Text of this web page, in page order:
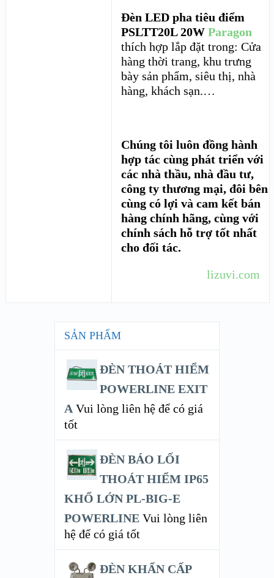
Đèn LED pha tiêu điểm
PSLTT20L 20WParagon
thích hợp lắp đặt trong: Cửa
hàng thời trang, khu trưng
bày sản phẩm, siêu thị, nhà
hàng, khách sạn.…
Chúng tôi luôn đồng hành
hợp tác cùng phát triển với
các nhà thầu, nhà đầu tư,
công ty thương mại, đôi bên
cùng có lợi và cam kết bán
hàng chính hãng, cùng với
chính sách hỗ trợ tốt nhất
cho đối tác.
lizuvi.com
SẢN PHẨM
ĐÈN THOÁT HIỂM
POWERLINE EXIT
A Vui lòng liên hệ để có giá
tốt
ĐÈN BÁO LỐI
THOÁT HIỂM IP65
KHỔ LỚN PL-BIG-E
POWERLINE Vui lòng liên
hệ để có giá tốt
ĐÈN KHẨN CẤP